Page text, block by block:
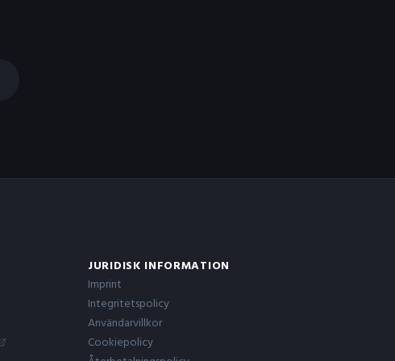
JURIDISK INFORMATION
Imprint
Integritetspolicy
Användarvillkor
Cookiepolicy